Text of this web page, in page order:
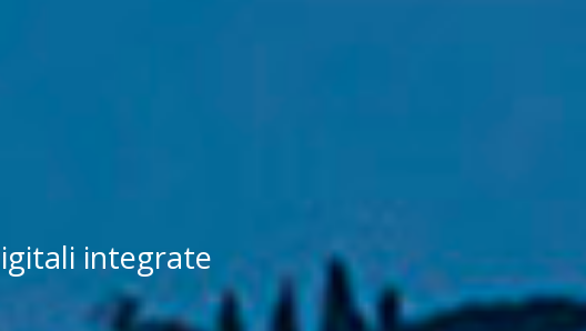
integrate